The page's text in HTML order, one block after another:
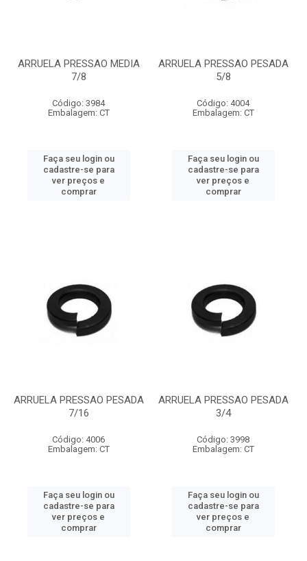
ARRUELA PRESSAO MEDIA
7/8
Código: 3984
Embalagem: CT
Faça seu login ou
cadastre-se para
ver preços e
comprar
ARRUELA PRESSAO PESADA
5/8
Código: 4004
Embalagem: CT
Faça seu login ou
cadastre-se para
ver preços e
comprar
ARRUELA PRESSAO PESADA
7/16
Código: 4006
Embalagem: CT
Faça seu login ou
cadastre-se para
ver preços e
comprar
ARRUELA PRESSAO PESADA
3/4
Código: 3998
Embalagem: CT
Faça seu login ou
cadastre-se para
ver preços e
comprar